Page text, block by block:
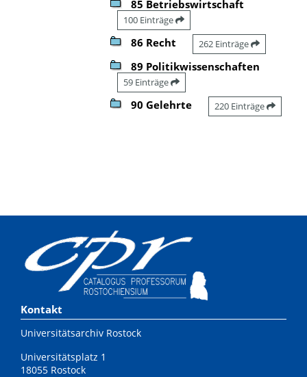
85 Betriebswirtschaft
100 Einträge
86 Recht 262 Einträge
89 Politikwissenschaften
59 Einträge
90 Gelehrte 220 Einträge
Kontakt
Universitätsarchiv Rostock
Universitätsplatz 1
18055 Rostock